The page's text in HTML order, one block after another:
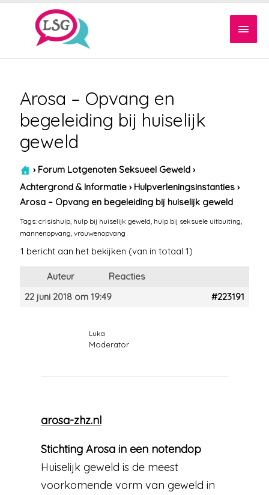
Arosa – Opvang en
begeleiding bij huiselijk
geweld
› Forum Lotgenoten Seksueel Geweld ›
Achtergrond & Informatie › Hulpverleningsinstanties ›
Arosa – Opvang en begeleiding bij huiselijk geweld
Tags:crisishulp hulp bij huiselijk geweld hulp bij seksuele uitbuiting
mannenopvang ,vrouwenopvang
1 bericht aan het bekijken (van in totaal 1)
Auteur
Reacties
22 juni 2018 om 19:49
#223191
Luka
Moderator
arosa-zhz.nl
Stichting Arosa in een notendop
Huiselijk geweld is de meest
voorkomende vorm van geweld in